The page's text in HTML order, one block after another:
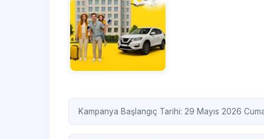
Kampanya Başlangıç Tarihi: 29 Mayıs 2026